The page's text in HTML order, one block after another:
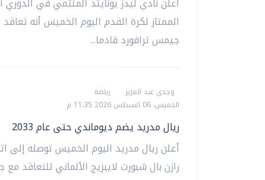
الممتاز لكرة القدم اليوم الخميس أنه
جيمس ترافورد قادما...
وجدي عبد العزيز
رياضة
الخميس، 06 اغسطس 2026 11:35 م
ريال مدريد يضم ديوماندي حتى عام 2033
أعلن ريال مدريد اليوم الخميس توصله إلى
رازن بال شبورت لايبزيج الألماني للتعاقد